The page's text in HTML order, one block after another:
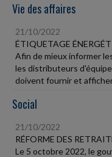
Vie des affaires
21/10/2022
ÉTIQUETAGE
Afin de mieux informer
les distributeurs
doivent fournir et
Social
21/10/2022
RÉFORME DES
Le 5 octobre 2022, le